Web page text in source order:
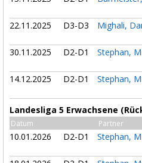
22.11.2025 D3-D3 Mighali,
30.11.2025 D2-D1 Stephan,
14.12.2025 D2-D1 Stephan,
Landesliga 5 Erwachsene
Datum Partner
10.01.2026 D2-D1 Stephan,